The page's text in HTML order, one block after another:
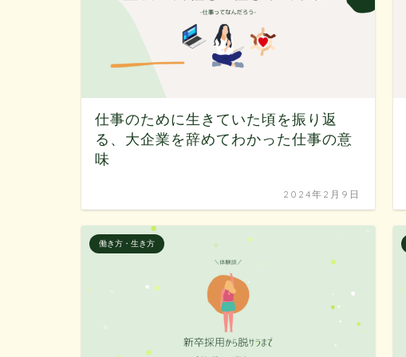
仕事のために生きていた頃を振り返
る、大企業を辞めてわかった仕事の意
味
2024年2月9日
働き方・生き方